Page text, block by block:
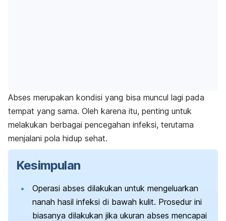
Abses merupakan kondisi yang bisa muncul lagi pada
tempat yang sama. Oleh karena itu, penting untuk
melakukan berbagai pencegahan infeksi, terutama
menjalani pola hidup sehat.
Kesimpulan
Operasi abses dilakukan untuk mengeluarkan
nanah hasil infeksi di bawah kulit. Prosedur ini
biasanya dilakukan jika ukuran abses mencapai